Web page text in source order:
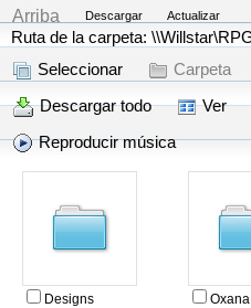
Arriba Descargar Actualizar
Ruta de la carpeta:
Seleccionar
Carpeta
Descargar todo
Ver
Reproducir música
Designs